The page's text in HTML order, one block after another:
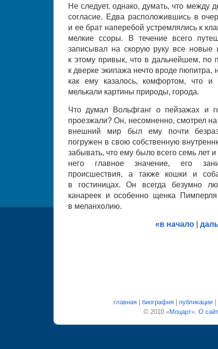
Не следует, однако, думать, что между
согласие. Едва расположившись в
и ее брат наперебой устремлялись к
мелкие ссоры. В течение всего
записывал на скорую руку все
к этому привык, что в дальнейшем, по
к дверке экипажа нечто вроде пюпитра,
как ему казалось, комфортом, что
мелькали картины природы, города.
Что думал Вольфганг о пейзажах и
проезжали? Он, несомненно, смотрел
внешний мир был ему почти
погружен в свою собственную
забывать, что ему было всего семь лет
него главное значение, его
происшествия, а также кошки и
в гостиницах. Он всегда безумно
канареек и особенно щенка
в меланхолию.
«в начало |
главная| биография| публикации|
© 2010 «Моцарт». О